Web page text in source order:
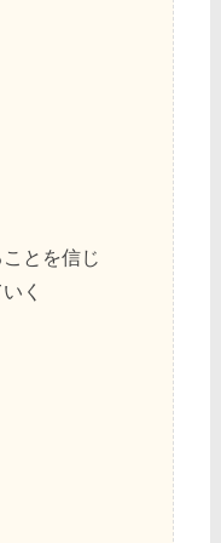
とを信じ
く